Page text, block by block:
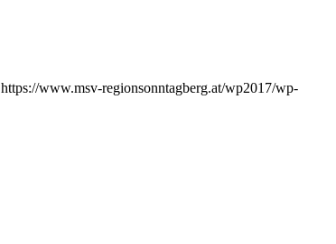
https://www.msv-regionsonntagberg.at/wp2017/wp-